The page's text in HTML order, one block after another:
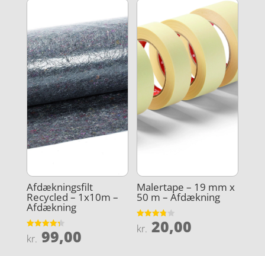
Afdækningsfilt
Recycled – 1x10m –
Afdækning
Vurderet
4.3
kr. 99,00
Malertape – 19 mm x
50 m – Afdækning
Vurderet
3.8
kr. 20,00